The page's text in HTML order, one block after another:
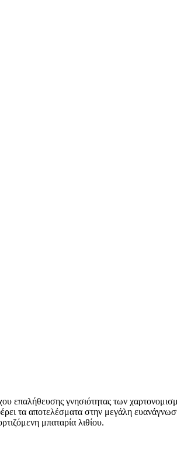
επαλήθευσης γνησιότητας των
τα αποτελέσματα στην μεγάλη
μπαταρία λιθίου.